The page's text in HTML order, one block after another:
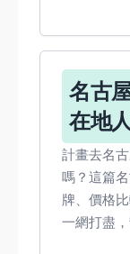
名古
在地
計畫去名
嗎？這篇
牌、價格
一網打盡